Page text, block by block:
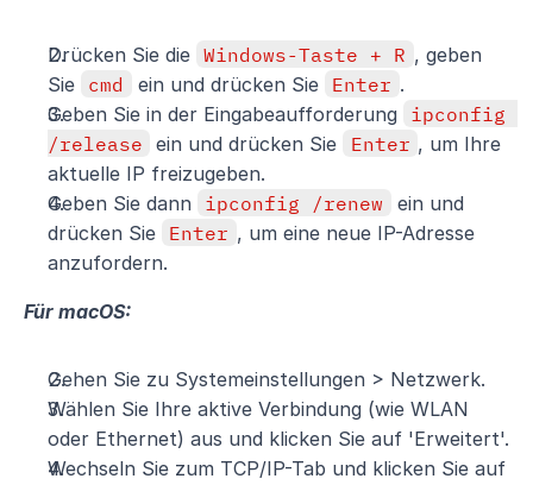
Drücken Sie die Windows-Taste + R , geben
Sie cmd ein und drücken Sie Enter .
Geben Sie in der Eingabeaufforderung
ipconfig
/release ein und drücken Sie Enter , um Ihre
aktuelle IP freizugeben.
Geben Sie dann
ipconfig /renew
ein und
drücken Sie Enter , um eine neue IP-Adresse
anzufordern.
Für macOS:
Gehen Sie zu Systemeinstellungen > Netzwerk.
Wählen Sie Ihre aktive Verbindung (wie WLAN
oder Ethernet) aus und klicken Sie auf 'Erweitert'.
Wechseln Sie zum TCP/IP-Tab und klicken Sie auf